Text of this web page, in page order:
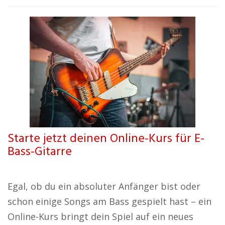
Starte jetzt deinen Online-Kurs für E-
Bass-Gitarre
Egal, ob du ein absoluter Anfänger bist oder
schon einige Songs am Bass gespielt hast – ein
Online-Kurs bringt dein Spiel auf ein neues